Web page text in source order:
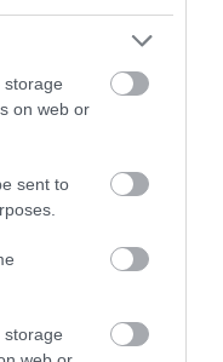
storage
on web or
sent to
storage
a